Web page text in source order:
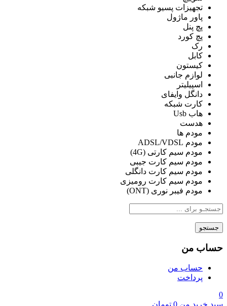
تجهیزات پسیو شبکه
پاور ماژول
پچ پنل
پچ کورد
رک
کابل
کیستون
لوازم جانبی
اسپیلیتر
دانگل وایفای
کارت شبکه
هاب Usb
هدست
مودم ها
مودم ADSL/VDSL
مودم سیم کارتی (4G)
مودم سیم کارت جیبی
مودم سیم کارت دانگلی
مودم سیم کارت رومیزی
مودم فیبر نوری (ONT)
جستجو
حساب من
حساب من
پرداخت
0